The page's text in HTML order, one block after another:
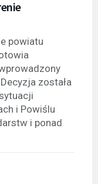
powiatu
została
i Powiślu
i ponad